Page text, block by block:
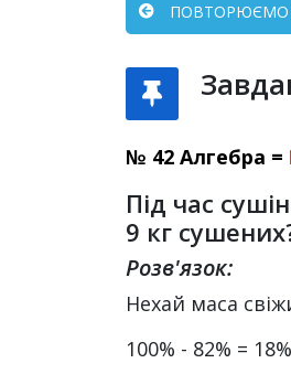
ПОВТОРЮЄМО
№ 42 Алгебра =
Під час
9 кг
Розв'язок:
Нехай маса
100% - 82% =